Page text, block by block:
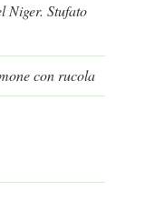
Niger. Stufato
con rucola